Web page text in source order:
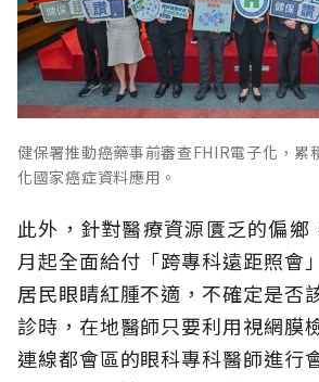
健保署推動癌藥事前審查FHIR電子化，累
化國家癌症資料應用。
此外，針對醫療資源匱乏的偏
月起全面給付「跨專科遠距照會
居民眼睛紅腫不適，不確定是否
診時，在地醫師只要利用視網膜
連線都會區的眼科專科醫師進行